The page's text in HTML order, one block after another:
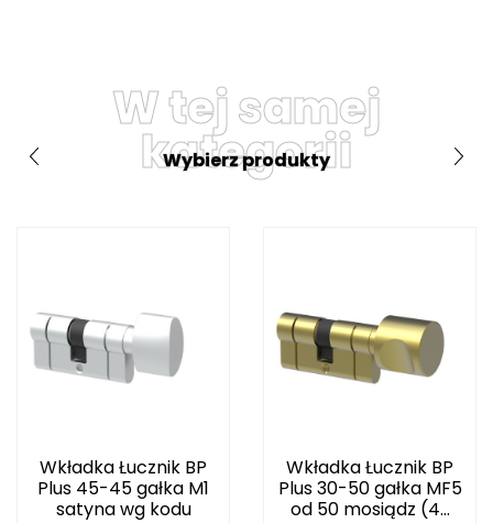
W tej samej
kategorii
Wybierz produkty
Wkładka Łucznik BP
Plus 45-45 gałka M1
satyna wg kodu
Wkładka Łucznik BP
Plus 30-50 gałka MF5
od 50 mosiądz (4...